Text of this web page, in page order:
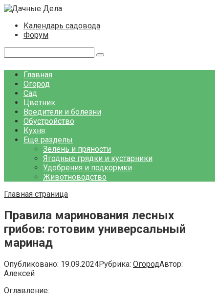
Перейти
контентуКалендарь садовода
Форум
Главная
Огород
Сад
Цветник
Вредители и болезни
Обустройство
Кухня
Еще разделы
Зелень и пряности
Ягодные грядки и кустарники
Удобрения и подкормки
Животноводство
Главная страница
Правила маринования лесных
грибов: готовим универсальный
маринад
Опубликовано: 19.09.2024Рубрика: ОгородАвтор:
Алексей
Оглавление: